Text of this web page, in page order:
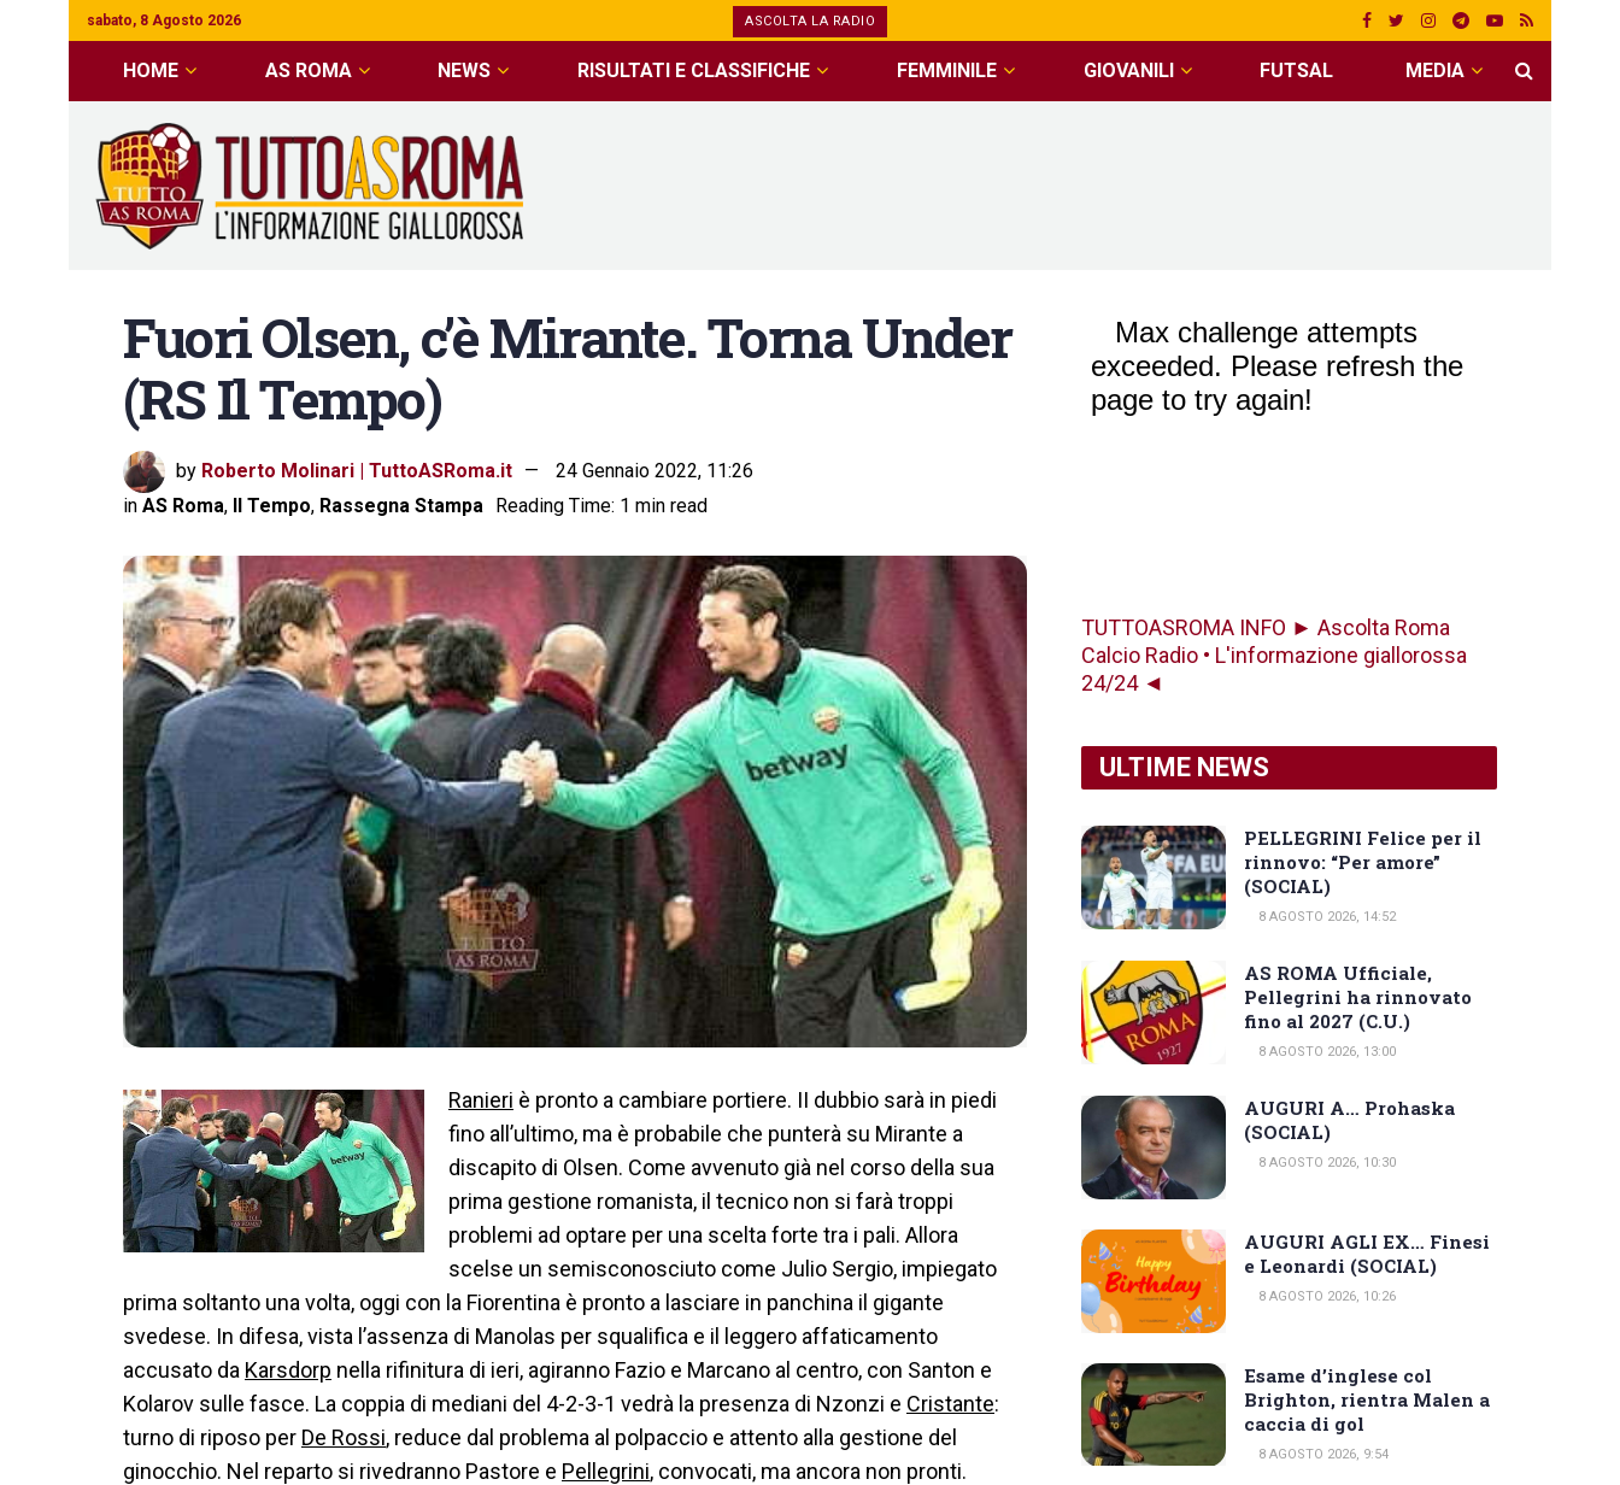
sabato, 8 Agosto 2026 ASCOLTA LA RADIO
HOME AS ROMA NEWS RISULTATI E CLASSIFICHE FEMMINILE GIOVANILI FUTSAL MEDIA
Fuori Olsen, c’è Mirante. Torna Under
(RS Il Tempo)
by Roberto Molinari | TuttoASRoma.it
24 Gennaio 2022, 11:26
in AS Roma, Il Tempo, Rassegna Stampa Reading Time: 1 min read
Ranieri è pronto a cambiare portiere. II dubbio sarà in piedi
fino all’ultimo, ma è probabile che punterà su Mirante a
discapito di Olsen. Come avvenuto già nel corso della sua
prima gestione romanista, il tecnico non si farà troppi
problemi ad optare per una scelta forte tra i pali. Allora
scelse un semisconosciuto come Julio Sergio, impiegato
prima soltanto una volta, oggi con la Fiorentina è pronto a lasciare in panchina il gigante
svedese. In difesa, vista l’assenza di Manolas per squalifica e il leggero affaticamento
accusato da Karsdorp nella rifinitura di ieri, agiranno Fazio e Marcano al centro, con Santon e
Kolarov sulle fasce. La coppia di mediani del 4-2-3-1 vedrà la presenza di Nzonzi e Cristante:
turno di riposo per De Rossi, reduce dal problema al polpaccio e attento alla gestione del
ginocchio. Nel reparto si rivedranno Pastore e Pellegrini, convocati, ma ancora non pronti.
TUTTOASROMA INFO ► Ascolta Roma
Calcio Radio • L'informazione giallorossa
24/24 ◄
ULTIME NEWS
PELLEGRINI Felice per il
rinnovo: “Per amore”
(SOCIAL)
8 AGOSTO 2026, 14:52
AS ROMA Ufficiale,
Pellegrini ha rinnovato
fino al 2027 (C.U.)
8 AGOSTO 2026, 13:00
AUGURI A… Prohaska
(SOCIAL)
8 AGOSTO 2026, 10:30
AUGURI AGLI EX… Finesi
e Leonardi (SOCIAL)
8 AGOSTO 2026, 10:26
Esame d’inglese col
Brighton, rientra Malen a
caccia di gol
8 AGOSTO 2026, 9:54